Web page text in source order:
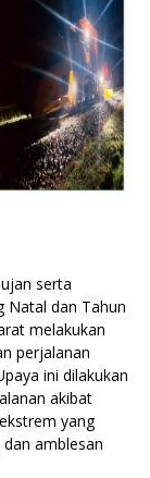
serta
Natal dan Tahun
melakukan
perjalanan
ini dilakukan
akibat
yang
amblesan